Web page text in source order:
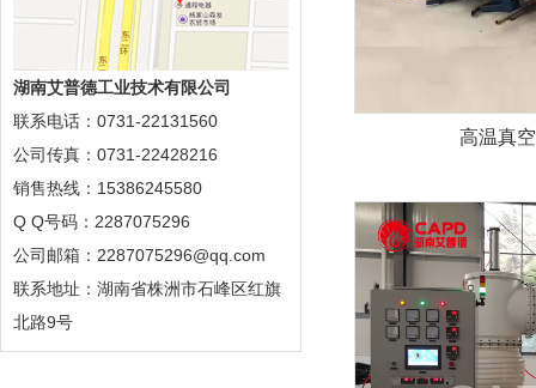
湖南艾普德工业技术有限公司
联系电话：0731-22131560
公司传真：0731-22428216
销售热线：15386245580
Q Q号码：2287075296
公司邮箱：2287075296@qq.com
联系地址：湖南省株洲市石峰区红旗
北路9号
高温真